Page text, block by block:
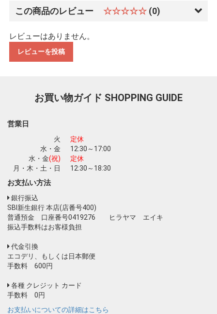
お買い物を続ける
この商品のレビュー ☆☆☆☆☆ (0)
レビューはありません。
レビューを投稿
お買い物ガイド SHOPPING GUIDE
営業日
火
定休
水・金
12:30～17:00
水・金(祝)
定休
月・木・土・日
12:30～18:30
お支払い方法
銀行振込
SBI新生銀行 本店(店番号400)
普通預金 口座番号0419276 ヒラヤマ エイキ
振込手数料はお客様負担
代金引換
エコデリ、もしくは日本郵便
手数料 600円
各種 クレジット カード
手数料 0円
お支払いについての詳細はこちら